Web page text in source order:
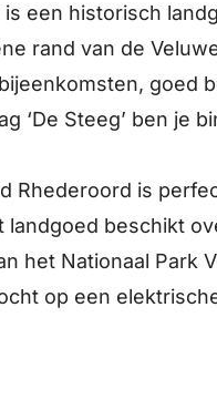
een historisch
rand van de
goed
‘De Steeg’ ben je
Rhederoord is
landgoed beschikt
het Nationaal Park
op een